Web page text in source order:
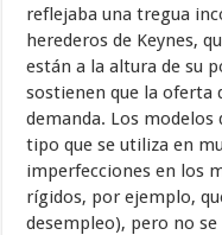
reflejaba una tregua
herederos de Keynes,
están a la altura de su
sostienen que la oferta
demanda. Los
tipo que se utiliza en
imperfecciones en los
rígidos, por ejemplo,
desempleo), pero no